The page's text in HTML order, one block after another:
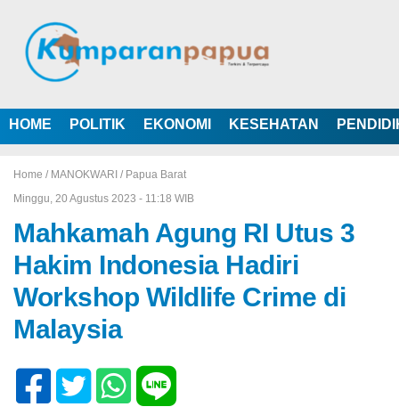
HOME POLITIK EKONOMI KESEHATAN
Home / MANOKWARI / Papua Barat
Minggu, 20 Agustus 2023 - 11:18 WIB
Mahkamah Agung RI Utus 3
Hakim Indonesia Hadiri
Workshop Wildlife Crime di
Malaysia